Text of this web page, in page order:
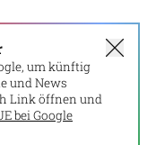
um künftig
und News
Link öffnen und
bei Google